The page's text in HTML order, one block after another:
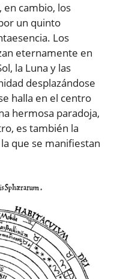
en cambio, los
un quinto
Los
eternamente en
la Luna y las
desplazándose
halla en el centro
hermosa paradoja,
es también la
que se manifiestan